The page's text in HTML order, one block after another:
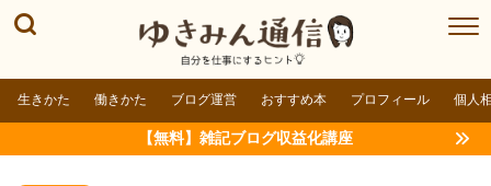
生きかた 働きかた ブログ運営 おすすめ本 プロフィール 個人
【無料】雑記ブログ収益化講座